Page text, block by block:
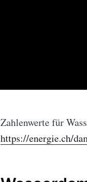
Zahlenwerte für
https://energie.ch/